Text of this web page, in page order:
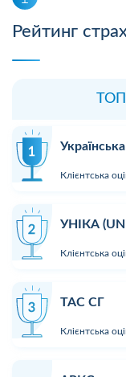
Рейтинг
ТОП
Клієнтська
УНІКА
Клієнтська
ТАС СГ
Клієнтська